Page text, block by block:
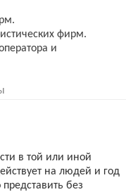
фирм.
и
в той или иной
на людей и год
без